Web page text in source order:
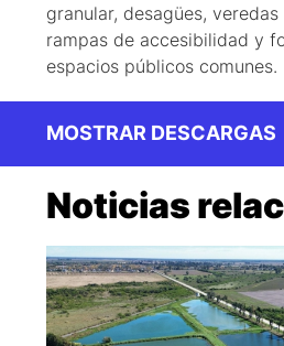
granular, desagües,
rampas de accesibilidad y
espacios públicos comunes.
MOSTRAR DESCARGAS
Noticias